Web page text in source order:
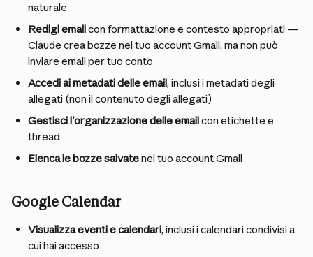
naturale
Redigi email con formattazione e contesto appropriati —
Claude crea bozze nel tuo account Gmail, ma non può
inviare email per tuo conto
Accedi ai metadati delle email, inclusi i metadati degli
allegati (non il contenuto degli allegati)
Gestisci l'organizzazione delle email con etichette e
thread
Elenca le bozze salvate nel tuo account Gmail
Google Calendar
Visualizza eventi e calendari, inclusi i calendari condivisi a
cui hai accesso